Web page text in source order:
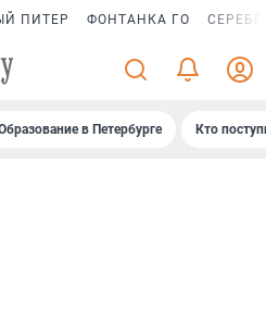
ПИТЕР ФОНТАНКА ГО
в Петербурге Кто